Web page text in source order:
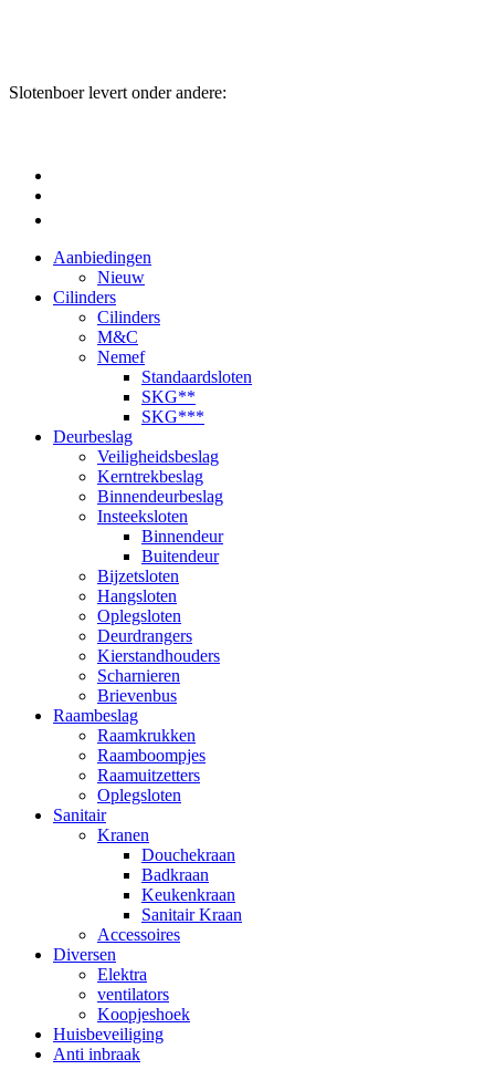
Slotenboer levert onder andere:
Aanbiedingen
Nieuw
Cilinders
Cilinders
M&C
Nemef
Standaardsloten
SKG**
SKG***
Deurbeslag
Veiligheidsbeslag
Kerntrekbeslag
Binnendeurbeslag
Insteeksloten
Binnendeur
Buitendeur
Bijzetsloten
Hangsloten
Oplegsloten
Deurdrangers
Kierstandhouders
Scharnieren
Brievenbus
Raambeslag
Raamkrukken
Raamboompjes
Raamuitzetters
Oplegsloten
Sanitair
Kranen
Douchekraan
Badkraan
Keukenkraan
Sanitair Kraan
Accessoires
Diversen
Elektra
ventilators
Koopjeshoek
Huisbeveiliging
Anti inbraak